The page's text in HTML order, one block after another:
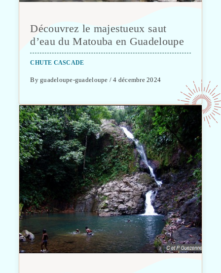
Découvrez le majestueux saut
d’eau du Matouba en Guadeloupe
CHUTE CASCADE
By guadeloupe-guadeloupe / 4 décembre 2024